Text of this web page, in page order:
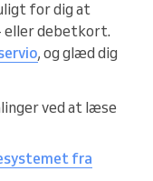
for dig at
eller debetkort.
, og glæd dig
ved at læse
fra